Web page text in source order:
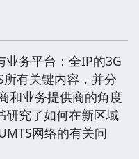
业务平台：全IP的3G
有关键内容，并分
和业务提供商的角度
研究了如何在新区域
网络的有关问